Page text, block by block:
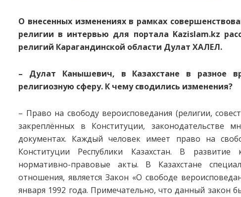
О внесенных изменениях в рамках
религии в интервью для портала Kazislam.kz
религий Карагандинской области Дулат ХАЛЕЛ.
– Дулат Канышевич, в Казахстане в разное
религиозную сферу. К чему сводились изменения?
– Право на свободу вероисповедания (религии,
закреплённых в Конституции, законодательстве
документах. Каждый человек имеет право на
Конституции Республики Казахстан. В
нормативно-правовые акты. В Казахстане
отношения, является Закон «О свободе
января 1992 года. Примечательно, что данный закон